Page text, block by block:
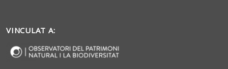
VINCULAT A: